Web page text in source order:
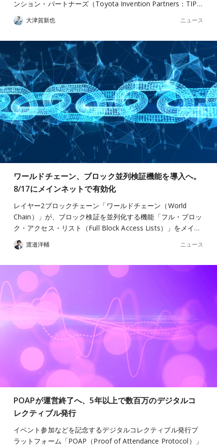
ンション・パートナーズ（Toyota Invention Partners：TIP…
大津賀新也 ニュース
ワールドチェーン、ブロック並列検証機能を導入へ。
8/17にメインネットで有効化
レイヤー2ブロックチェーン「ワールドチェーン（World
Chain）」が、ブロック検証を並列化する機能「フル・ブロッ
ク・アクセス・リスト（Full Block Access Lists）」をメイ…
渡邉洋輔 ニュース
POAPが運営終了へ、5年以上で数百万のデジタルコ
レクティブル発行
イベント参加などを記念するデジタルコレクティブル発行プ
ラットフォーム「POAP（Proof of Attendance Protocol）」